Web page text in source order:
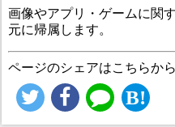
画像やアプリ・ゲームに関
元に帰属します。
ページのシェアはこちらか